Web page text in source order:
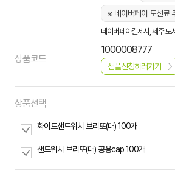
※ 네이버페이 도선료
네이버페이결제시, 제주.
상품코드
1000008777
샘플신청하러가기
상품선택
화이트샌드위치 브리또(대) 100개
샌드위치 브리또(대) 공용cap 100개